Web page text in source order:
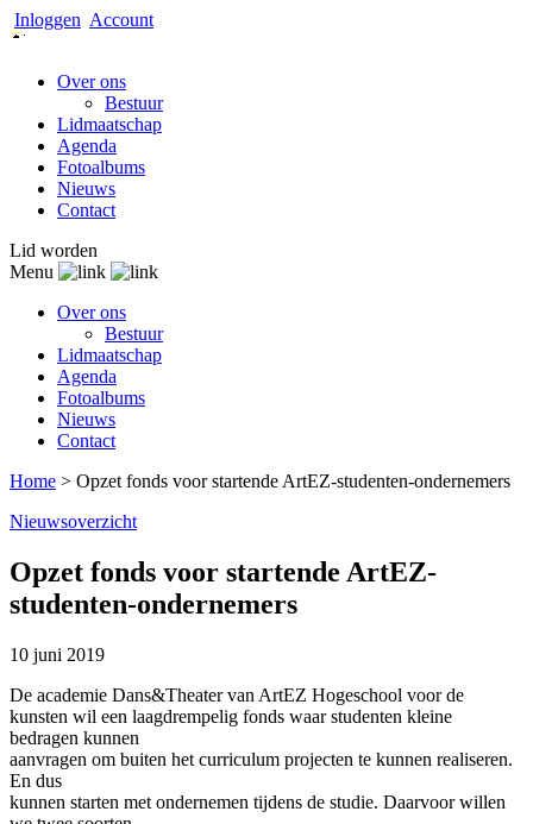
Inloggen Account
Over ons
Bestuur
Lidmaatschap
Agenda
Fotoalbums
Nieuws
Contact
Lid worden
Menu
Over ons
Bestuur
Lidmaatschap
Agenda
Fotoalbums
Nieuws
Contact
Home > Opzet fonds voor startende ArtEZ-studenten-ondernemers
Nieuwsoverzicht
Opzet fonds voor startende ArtEZ-
studenten-ondernemers
10 juni 2019
De academie Dans&Theater van ArtEZ Hogeschool voor de
kunsten wil een laagdrempelig fonds waar studenten kleine
bedragen kunnen
aanvragen om buiten het curriculum projecten te kunnen realiseren.
En dus
kunnen starten met ondernemen tijdens de studie. Daarvoor willen